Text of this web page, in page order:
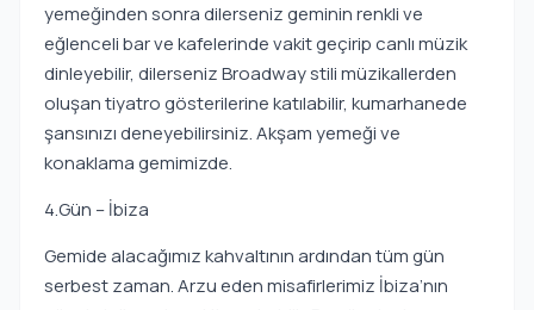
yemeğinden sonra dilerseniz geminin renkli ve
eğlenceli bar ve kafelerinde vakit geçirip canlı müzik
dinleyebilir, dilerseniz Broadway stili müzikallerden
oluşan tiyatro gösterilerine katılabilir, kumarhanede
şansınızı deneyebilirsiniz. Akşam yemeği ve
konaklama gemimizde.
4.Gün – İbiza
Gemide alacağımız kahvaltının ardından tüm gün
serbest zaman. Arzu eden misafirlerimiz İbiza’nın